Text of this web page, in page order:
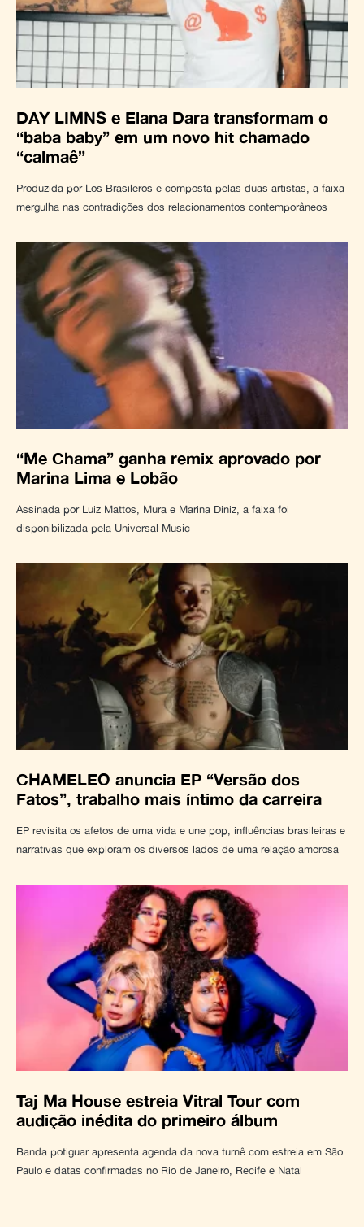
DAY LIMNS e Elana Dara transformam o
“baba baby” em um novo hit chamado
“calmaê”
Produzida por Los Brasileros e composta pelas duas artistas, a faixa
mergulha nas contradições dos relacionamentos contemporâneos
“Me Chama” ganha remix aprovado por
Marina Lima e Lobão
Assinada por Luiz Mattos, Mura e Marina Diniz, a faixa foi
disponibilizada pela Universal Music
CHAMELEO anuncia EP “Versão dos
Fatos”, trabalho mais íntimo da carreira
EP revisita os afetos de uma vida e une pop, influências brasileiras e
narrativas que exploram os diversos lados de uma relação amorosa
Taj Ma House estreia Vitral Tour com
audição inédita do primeiro álbum
Banda potiguar apresenta agenda da nova turnê com estreia em São
Paulo e datas confirmadas no Rio de Janeiro, Recife e Natal